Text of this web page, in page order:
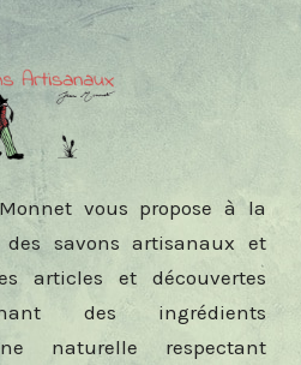
vous propose à la
des savons artisanaux et
articles et découvertes
des ingrédients
naturelle respectant